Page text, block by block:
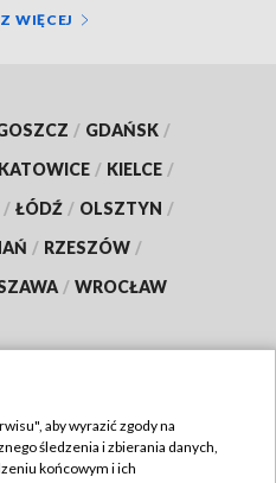
WIĘCEJ
/ GDAŃSK /
KATOWICE / KIELCE /
/ ŁÓDŹ / OLSZTYN /
/ RZESZÓW /
/ WROCŁAW
TVP
aby wyrazić zgody na
śledzenia i zbierania danych,
końcowym i ich